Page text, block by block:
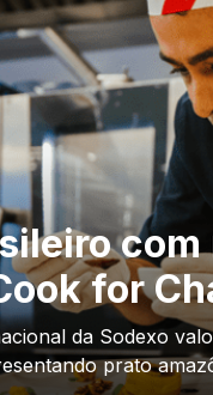
for
da Sodexo
prato